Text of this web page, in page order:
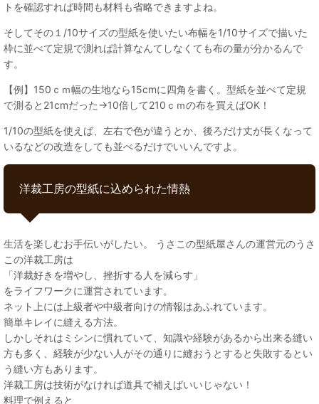
トを確認すれば時間も材料も省略できますよね。
そしてその１/10サイズの型紙を使いたい布幅を1/10サイズで描いた
枠に並べて定規で測れば計算なんてしなくても布の量が分かるんで
す。
【例】150ｃｍ幅の生地なら15cmに四角を書く。型紙を並べて定規
で測ると21cmだった→10倍して210ｃｍの布を買えばOK！
1/10の型紙を使えば、左右で色が違うとか、後ろだけ丈が長くなって
いるなどの改造をしても並べるだけでいいんですよ。
洋裁工房の型紙に込められた情熱
生活を楽しむお手伝いがしたい。 うさこの型紙屋さんの運営元のうさ
この洋裁工房は
「洋裁好きを増やし、挫折する人を減らす」
をライフワークに運営されています。
ネット上には上級者や中級者向けの情報はあふれています。
簡単キレイに縫える方法。
しかしそれはミシンに慣れていて、知識や経験があるから出来る縫い
方も多く、経験が少ない人がその通りに縫おうとすると失敗するとい
う縫い方もあります。
洋裁工房は技術がなければ道具で補えばいいじゃない！
料理で例えると